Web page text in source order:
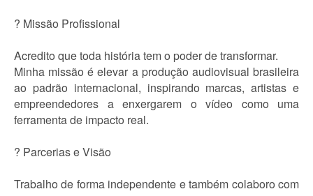
? Missão Profissional
Acredito que toda história tem o poder de transformar.
Minha missão é elevar a produção audiovisual brasileira
ao padrão internacional, inspirando marcas, artistas e
empreendedores a enxergarem o vídeo como uma
ferramenta de impacto real.
? Parcerias e Visão
Trabalho de forma independente e também colaboro com